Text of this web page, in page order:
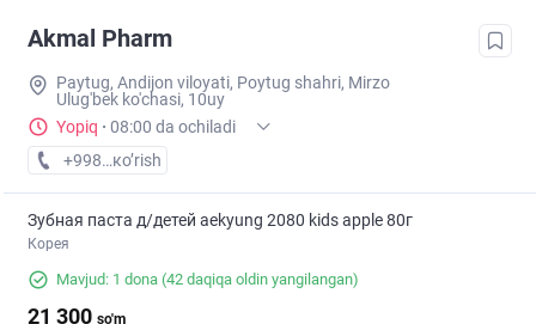
Akmal Pharm
Paytug, Andijon viloyati, Poytug shahri, Mirzo
Ulug'bek ko'chasi, 10uy
Yopiq · 08:00 da ochiladi
+998 (90) XXX-XX-XX
кo’rish
Зубная паста д/детей aekyung 2080 kids apple 80г
Корея
Mavjud: 1 dona (42 daqiqa oldin yangilangan)
21 300 so'm